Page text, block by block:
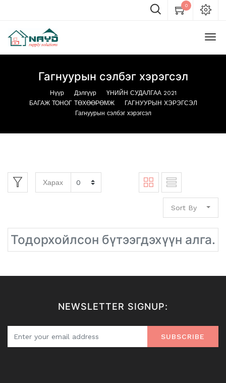
0
Гагнуурын сэлбэг хэрэгсэл
Нүүр Дэлгүүр
ҮНИЙН СУДАЛГАА 2021
БАГАЖ ТОНОГ ТӨХӨӨРӨМЖ
ГАГНУУРЫН ХЭРЭГСЭЛ
Гагнуурын сэлбэг хэрэгсэл
Харах
Sort By
Тодорхойлсон бүтээгдэхүүн алга.
NEWSLETTER SIGNUP:
SUBSCRIBE